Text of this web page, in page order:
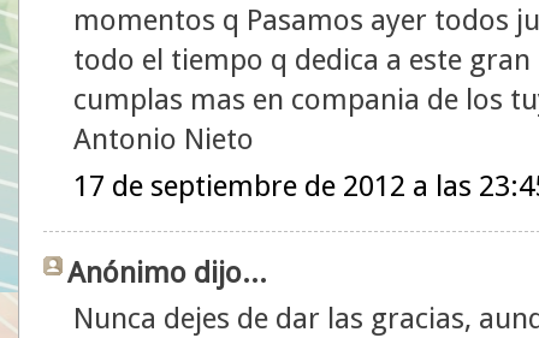
momentos q Pasamos ayer todos
todo el tiempo q dedica a este
cumplas mas en compania de los
Antonio Nieto
17 de septiembre de 2012 a las
Anónimo dijo...
Nunca dejes de dar las gracias,